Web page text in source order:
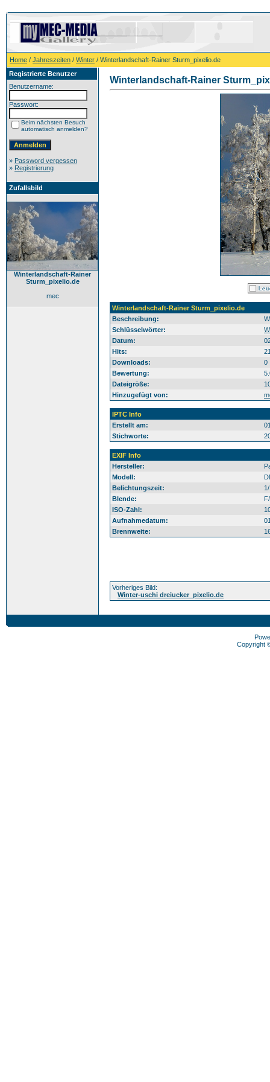
Home / Jahreszeiten / Winter / Winterlandschaft-Rainer Sturm_pixelio.de
Registrierte Benutzer
Benutzername:
Passwort:
Beim nächsten Besuch
automatisch anmelden?
» Password vergessen
» Registrierung
Zufallsbild
Winterlandschaft-Rainer
Sturm_pixelio.de
mec
Winterlandschaft-Rainer
Winterlandschaft-Rainer Sturm_pixelio.de
Beschreibung:
Schlüsselwörter:
Datum:
Hits:
Downloads:
0
Bewertung:
Dateigröße:
Hinzugefügt von:
IPTC Info
Erstellt am:
Stichworte:
EXIF Info
Hersteller:
Modell:
Belichtungszeit:
Blende:
ISO-Zahl:
Aufnahmedatum:
Brennweite:
Vorheriges Bild:
Winter-uschi dreiucker_pixelio.de
Copyright